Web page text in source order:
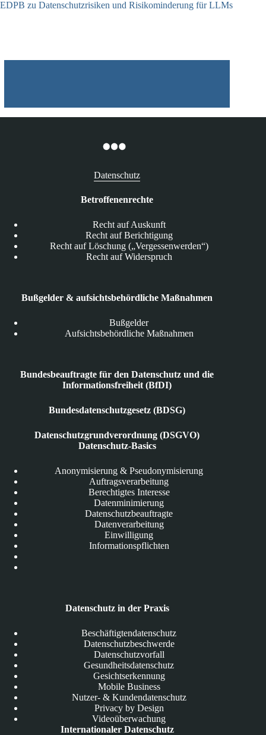
EDPB zu Datenschutzrisiken und Risikominderung für LLMs
Datenschutz
Betroffenenrechte
Recht auf Auskunft
Recht auf Berichtigung
Recht auf Löschung („Vergessenwerden“)
Recht auf Widerspruch
Bußgelder & aufsichtsbehördliche Maßnahmen
Bußgelder
Aufsichtsbehördliche Maßnahmen
Bundesbeauftragte für den Datenschutz und die
Informationsfreiheit (BfDI)
Bundesdatenschutzgesetz (BDSG)
Datenschutzgrundverordnung (DSGVO)
Datenschutz-Basics
Anonymisierung & Pseudonymisierung
Auftragsverarbeitung
Berechtigtes Interesse
Datenminimierung
Datenschutzbeauftragte
Datenverarbeitung
Einwilligung
Informationspflichten
Datenschutz in der Praxis
Beschäftigtendatenschutz
Datenschutzbeschwerde
Datenschutzvorfall
Gesundheitsdatenschutz
Gesichtserkennung
Mobile Business
Nutzer- & Kundendatenschutz
Privacy by Design
Videoüberwachung
Internationaler Datenschutz